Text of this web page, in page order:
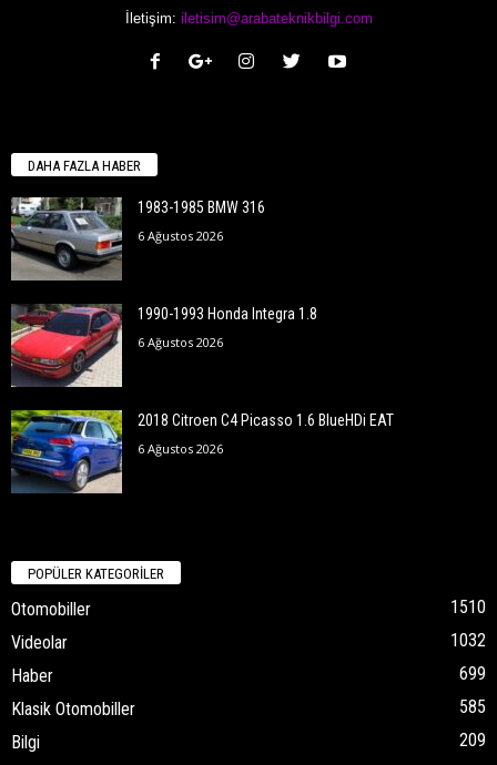
İletişim: iletisim@arabateknikbilgi.com
DAHA FAZLA HABER
1983-1985 BMW 316
6 Ağustos 2026
1990-1993 Honda Integra 1.8
6 Ağustos 2026
2018 Citroen C4 Picasso 1.6 BlueHDi EAT
6 Ağustos 2026
POPÜLER KATEGORİLER
Otomobiller
1510
Videolar
1032
Haber
699
Klasik Otomobiller
585
Bilgi
209